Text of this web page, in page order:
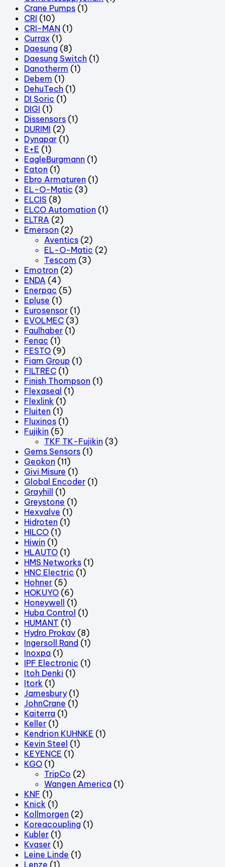
Crane Pumps (1)
CRI (10)
CRI-MAN (1)
Currax (1)
Daesung (8)
Daesung Switch (1)
Danotherm (1)
Debem (1)
DehuTech (1)
DI Soric (1)
DIGI (1)
Dissensors (1)
DURIMI (2)
Dynapar (1)
E+E (1)
EagleBurgmann (1)
Eaton (1)
Ebro Armaturen (1)
EL-O-Matic (3)
ELCIS (8)
ELCO Automation (1)
ELTRA (2)
Emerson (2)
Aventics (2)
EL-O-Matic (2)
Tescom (3)
Emotron (2)
ENDA (4)
Enerpac (5)
Epluse (1)
Eurosensor (1)
EVOLMEC (3)
Faulhaber (1)
Fenac (1)
FESTO (9)
Fiam Group (1)
FILTREC (1)
Finish Thompson (1)
Flexaseal (1)
Flexlink (1)
Fluiten (1)
Fluxinos (1)
Fujikin (5)
TKF TK-Fujikin (3)
Gems Sensors (1)
Geokon (11)
Givi Misure (1)
Global Encoder (1)
Grayhill (1)
Greystone (1)
Hexvalve (1)
Hidroten (1)
HILCO (1)
Hiwin (1)
HLAUTO (1)
HMS Networks (1)
HNC Electric (1)
Hohner (5)
HOKUYO (6)
Honeywell (1)
Huba Control (1)
HUMANT (1)
Hydro Prokav (8)
Ingersoll Rand (1)
Inoxpa (1)
IPF Electronic (1)
Itoh Denki (1)
Itork (1)
Jamesbury (1)
JohnCrane (1)
Kaiterra (1)
Keller (1)
Kendrion KUHNKE (1)
Kevin Steel (1)
KEYENCE (1)
KGO (1)
TripCo (2)
Wangen America (1)
KNF (1)
Knick (1)
Kollmorgen (2)
Koreacoupling (1)
Kubler (1)
Kvaser (1)
Leine Linde (1)
Lenze (1)